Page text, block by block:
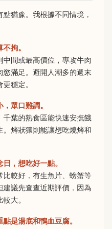
猶豫。我根據不同情境，
拘。
中間或最高價位，專攻牛肉
滿足。避開人潮多的週末
穩定。
眾口難調。
千葉的熟食區能快速安撫餓
烤狀猿則能讓想吃燒烤和
，想吃好一點。
比較好，有生魚片、螃蟹等
議先查查近期評價，因為
大。
是湯底和鴨血豆腐。